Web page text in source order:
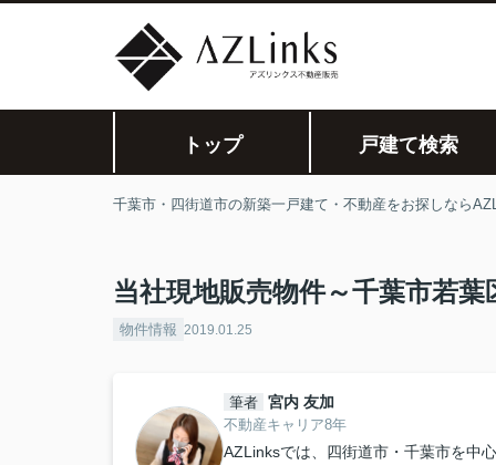
トップ 戸建て検索
千葉市・四街道市の新築一戸建て・不動産をお探しなら
当社現地販売物件～千葉市若
物件情報 2019.01.25
筆者 宮内 友加
不動産キャリア8年
AZLinksでは、四街道市・千葉市を中